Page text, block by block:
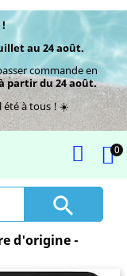
!
au 24 août.
commande en
partir du 24 août.
été à tous ! ☀️
0

d'origine -